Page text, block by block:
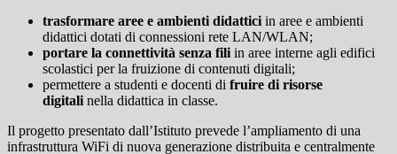
trasformare aree e ambienti didattici in aree e ambienti
didattici dotati di connessioni rete LAN/WLAN;
portare la connettività senza fili in aree interne agli edifici
scolastici per la fruizione di contenuti digitali;
permettere a studenti e docenti di fruire di risorse
digitali nella didattica in classe.
Il progetto presentato dall’Istituto prevede l’ampliamento di una
infrastruttura WiFi di nuova generazione distribuita e centralmente